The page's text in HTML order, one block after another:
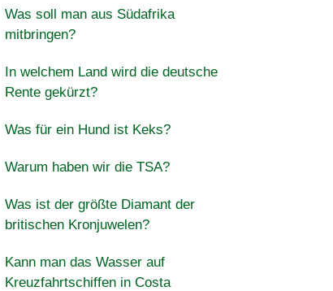
Was soll man aus Südafrika
mitbringen?
In welchem Land wird die deutsche
Rente gekürzt?
Was für ein Hund ist Keks?
Warum haben wir die TSA?
Was ist der größte Diamant der
britischen Kronjuwelen?
Kann man das Wasser auf
Kreuzfahrtschiffen in Costa